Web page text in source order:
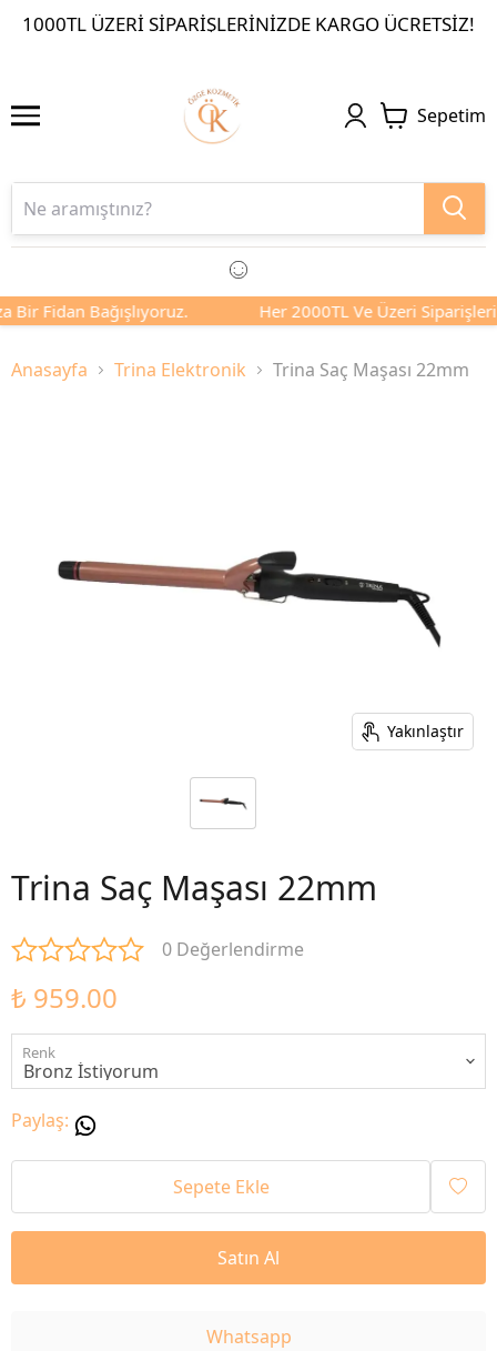
1000TL ÜZERI SIPARIŞLERINIZDE KARGO ÜCRETSIZ!
Sepetim
Fidan Bağışlıyoruz. Her 2000TL Ve Üzeri
Anasayfa Trina Elektronik Trina Saç Maşası 22mm
Yakınlaştır
Trina Saç Maşası 22mm
0 Değerlendirme
₺ 959.00
Renk
Paylaş:
Sepete Ekle
Satın Al
Whatsapp